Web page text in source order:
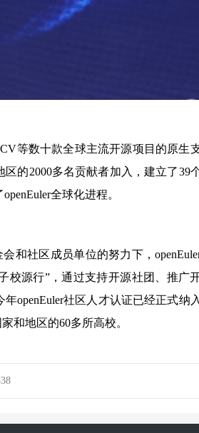
等数十款全球主流开源项目的原生
的2000多名贡献者加入，建立了39
全球化进程。
社区成员单位的努力下，
校源行”，通过支持开源社团、推广
openEuler社区人才认证已经正式纳
和地区的60多所高校。